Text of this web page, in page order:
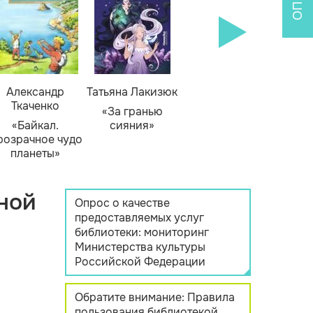
Александр
Ткаченко
«Байкал.
чудо
планеты»
Татьяна Лакизюк
«За гранью
сияния»
Опрос о качестве
предоставляемых услуг
библиотеки: мониторинг
Министерства культуры
Российской Федерации
Обратите внимание: Правила